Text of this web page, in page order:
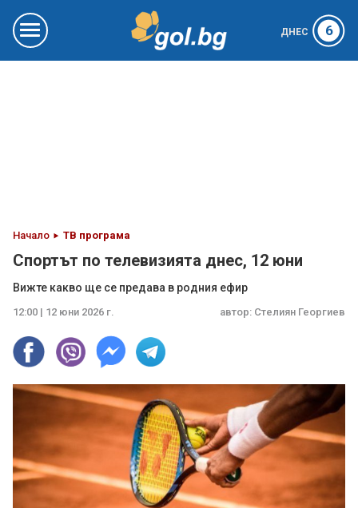
ДНЕС 6
Начало ТВ програма
Спортът по телевизията днес, 12 юни
Вижте какво ще се предава в родния ефир
12:00 | 12 юни 2026 г. автор: Стелиян Георгиев